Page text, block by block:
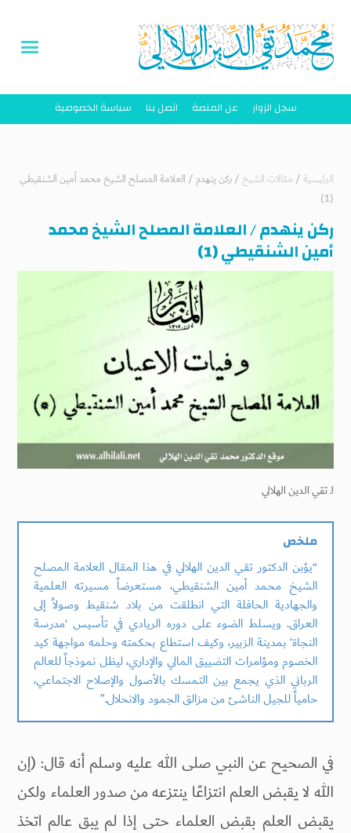
سجل الزوار عن المنصة اتصل بنا سياسة الخصوصية
الرئيسية/ مقالات الشيخ /ركن ينهدم / العلامة المصلح الشيخ محمد أمين الشنقيطي
(1)
ركن ينهدم / العلامة المصلح الشيخ محمد
أمين الشنقيطي (1)
لـتقي الدين الهلالي
ملخص
“يؤبن الدكتور تقي الدين الهلالي في هذا المقال العلامة المصلح
الشيخ محمد أمين الشنقيطي، مستعرضاً مسيرته العلمية
والجهادية الحافلة التي انطلقت من بلاد شنقيط وصولاً إلى
العراق. ويسلط الضوء على دوره الريادي في تأسيس ‘مدرسة
النجاة’ بمدينة الزبير، وكيف استطاع بحكمته وحلمه مواجهة كيد
الخصوم ومؤامرات التضييق المالي والإداري، ليظل نموذجاً للعالم
الرباني الذي يجمع بين التمسك بالأصول والإصلاح الاجتماعي،
حامياً للجيل الناشئ من مزالق الجمود والانحلال.”
في الصحيح عن النبي صلى الله عليه وسلم أنه قال: (إن
الله لا يقبض العلم انتزاعًا ينتزعه من صدور العلماء ولكن
يقبض العلم بقبض العلماء حتى إذا لم يبق عالم اتخذ